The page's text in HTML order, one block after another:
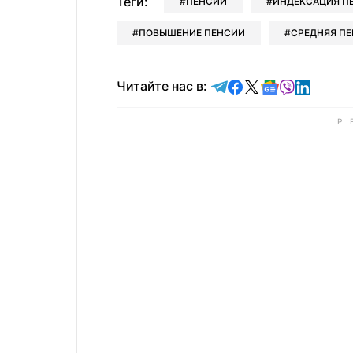
ПОВЫШЕНИЕ ПЕНСИИ СРЕДНЯЯ
Читайте нас в: Читайте в Telegram
Читайте в
Читайте в X
Читайте в
Читайте